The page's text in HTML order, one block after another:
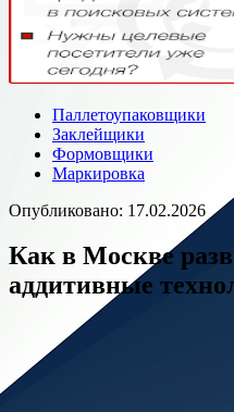
Паллетоупаковщики
Заклейщики
Формовщики
Маркировка
Опубликовано: 17.02.2026
Как в Москве
аддитивные